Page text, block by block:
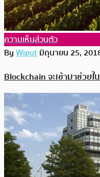
ความเห็นส่วนตัว
ByWiputมิถุนายน 25,
Blockchain จะเข้ามาช่วย